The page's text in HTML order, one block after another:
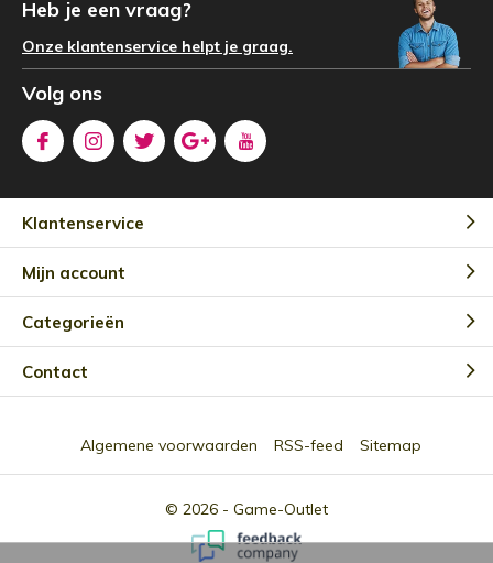
Heb je een vraag?
Onze klantenservice helpt je graag.
Volg ons
Klantenservice
Mijn account
Categorieën
Contact
© 2026 - Game-Outlet
Algemene voorwaarden RSS-feed Sitemap